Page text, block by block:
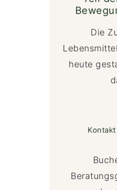
Die
heute